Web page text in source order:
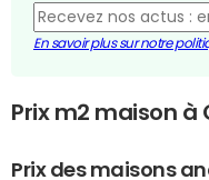
En savoir plus sur notre
Prix m2 maison à
Prix des maisons